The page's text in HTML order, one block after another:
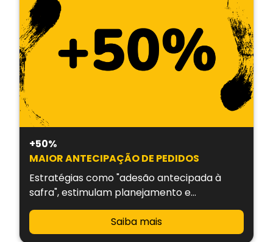
+50%
MAIOR ANTECIPAÇÃO DE PEDIDOS
Estratégias como "adesão antecipada à
safra", estimulam planejamento e
previsibilidade de vendas.
Saiba mais